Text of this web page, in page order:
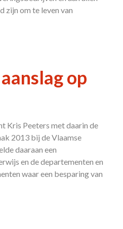
zijn om te leven van
op
Kris Peeters met daarin de
2013 bij de Vlaamse
daaraan een
en de departementen en
waar een besparing van